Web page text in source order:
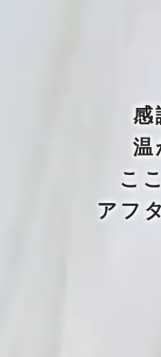
感
温
こ
アフ